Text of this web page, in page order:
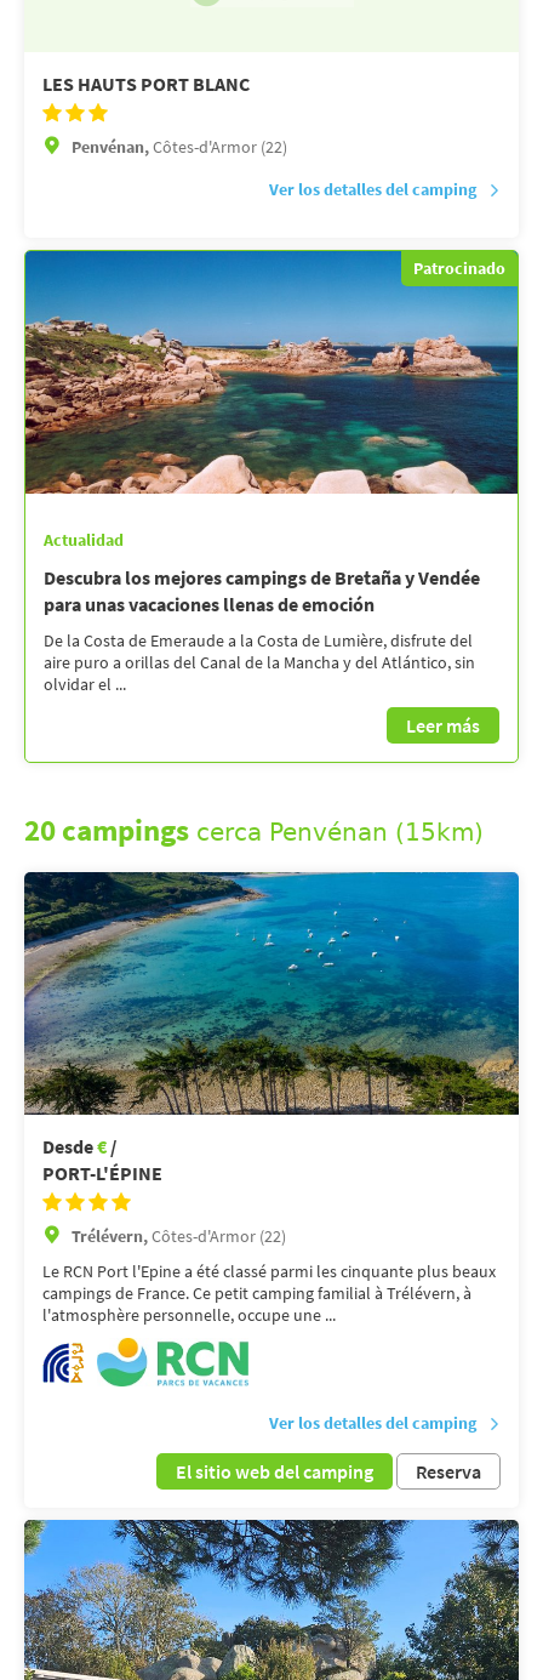
LES HAUTS PORT BLANC
Penvénan,Côtes-d'Armor (22)
Ver los detalles del camping
Patrocinado
Actualidad
Descubra los mejores campings de Bretaña y Vendée
para unas vacaciones llenas de emoción
De la Costa de Emeraude a la Costa de Lumière, disfrute del
aire puro a orillas del Canal de la Mancha y del Atlántico, sin
olvidar el ...
Leer más
20 campings cerca Penvénan (15km)
Desde€ /
PORT-L'ÉPINE
Trélévern,Côtes-d'Armor (22)
Le RCN Port l'Epine a été classé parmi les cinquante plus beaux
campings de France. Ce petit camping familial à Trélévern, à
l'atmosphère personnelle, occupe une ...
Ver los detalles del camping
El sitio web del camping Reserva